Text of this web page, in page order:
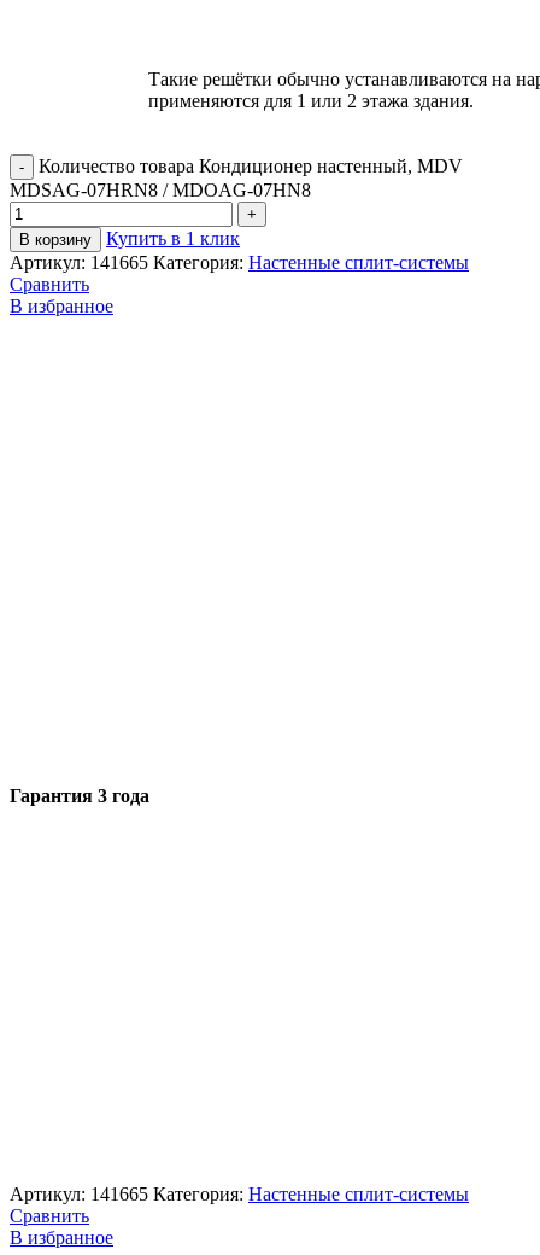
Такие решётки обычно устанавливаются на
применяются для 1 или 2 этажа здания.
Количество товара Кондиционер настенный, MDV
MDSAG-07HRN8 / MDOAG-07HN8
В корзину
Купить в 1 клик
Артикул: 141665 Категория: Настенные сплит-системы
Сравнить
В избранное
Гарантия 3 года
Артикул: 141665 Категория: Настенные сплит-системы
Сравнить
В избранное